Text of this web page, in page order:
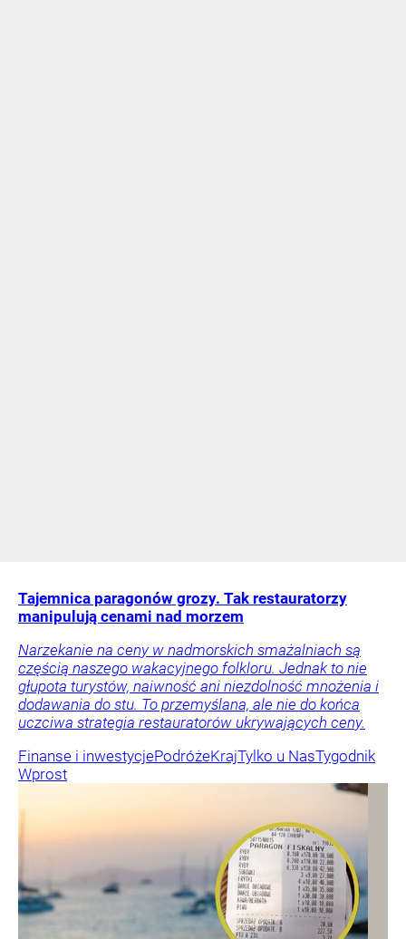
Tajemnica paragonów grozy. Tak restauratorzy
manipulują cenami nad morzem
Narzekanie na ceny w nadmorskich smażalniach są
częścią naszego wakacyjnego folkloru. Jednak to nie
głupota turystów, naiwność ani niezdolność mnożenia i
dodawania do stu. To przemyślana, ale nie do końca
uczciwa strategia restauratorów ukrywających ceny.
Finanse i inwestycjePodróżeKrajTylko u NasTygodnik
Wprost